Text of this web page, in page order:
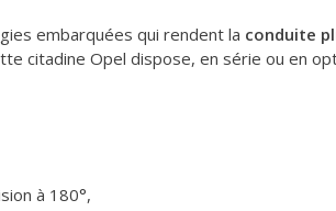
embarquées qui rendent la conduite
citadine Opel dispose, en série ou en
à 180°,